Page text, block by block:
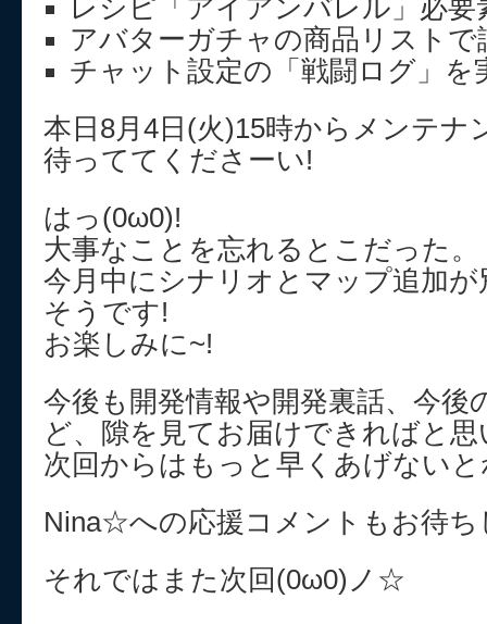
レシピ「アイアンバレル」必要
アバターガチャの商品リストで
チャット設定の「戦闘ログ」を
本日8月4日(火)15時からメンテナ
待っててくださーい!
はっ(0ω0)!
大事なことを忘れるとこだった。
今月中にシナリオとマップ追加
そうです!
お楽しみに~!
今後も開発情報や開発裏話、今後
ど、隙を見てお届けできればと
次回からはもっと早くあげないと
Nina☆への応援コメントもお待
それではまた次回(0ω0)ノ☆